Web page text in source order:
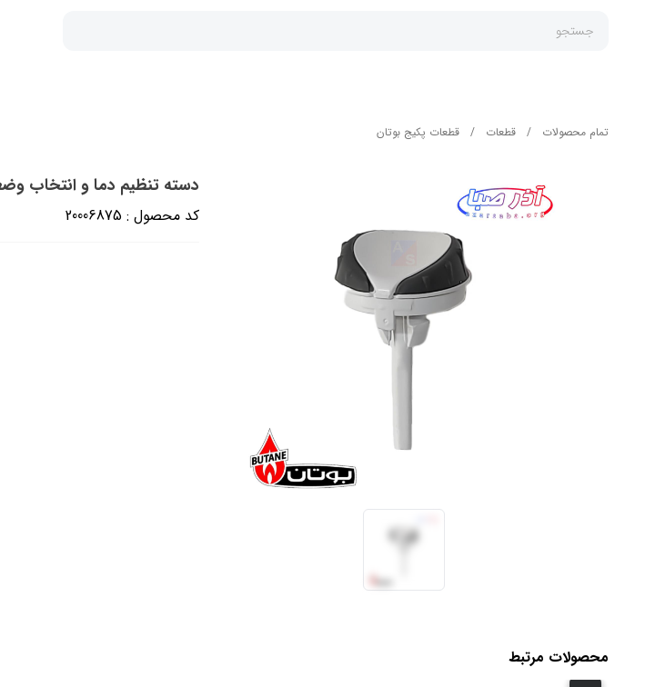
جستجو
تمام محصولات / قطعات / قطعات پکیج بوتان
دسته تنظیم دما و انتخاب وضعیت پارما 22 مشکی
کد محصول : 20006875
محصولات مرتبط